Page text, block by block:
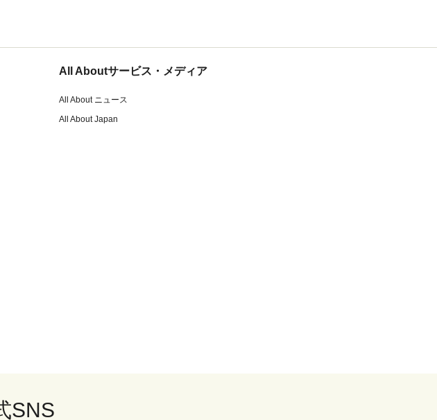
All Aboutサービス・メディア
All About ニュース
All About Japan
SNS